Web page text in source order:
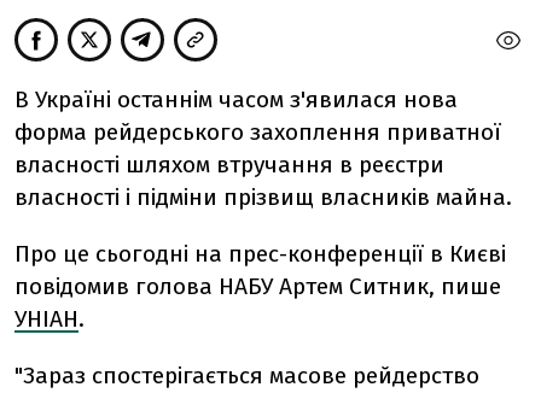
В Україні останнім часом з'явилася нова
форма рейдерського захоплення приватної
власності шляхом втручання в реєстри
власності і підміни прізвищ власників майна.
Про це сьогодні на прес-конференції в Києві
повідомив голова НАБУ Артем Ситник, пише
УНІАН.
"Зараз спостерігається масове рейдерство